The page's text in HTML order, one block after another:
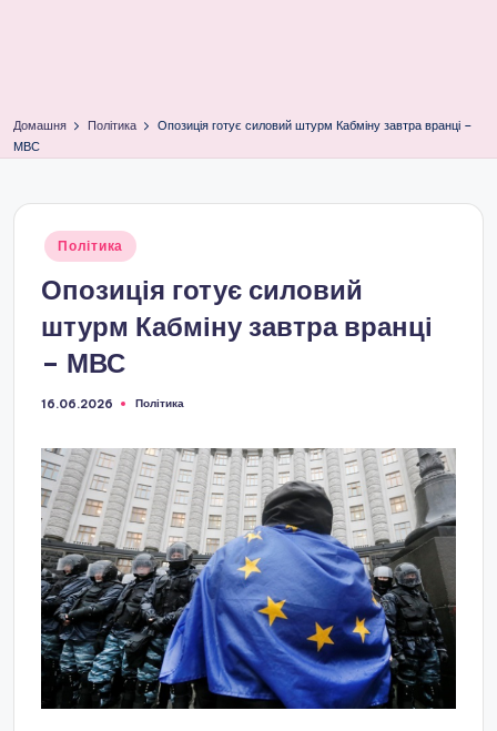
Домашня Політика
Опозиція готує силовий штурм Кабміну завтра вранці –
МВС
Опубліковано
Політика
Опозиція готує силовий
штурм Кабміну завтра вранці
– МВС
16.06.2026
Опубліковано
Політика